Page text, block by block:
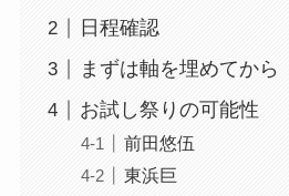
日程確認
まずは軸を埋めてから
お試し祭りの可能性
前田悠伍
東浜巨